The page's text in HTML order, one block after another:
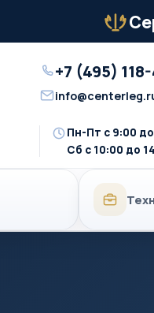
Телефон
+7 (495)
Email
Время
работы
Пн-Пт с 9:00
Сб с 10:00 до